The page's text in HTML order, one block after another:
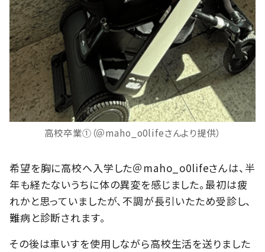
高校卒業①（＠maho_o0lifeさんより提供）
希望を胸に高校へ入学した＠maho_o0lifeさんは、半
年も経たないうちに体の異変を感じました。最初は疲
れかと思っていましたが、不調が長引いたため受診し、
難病と診断されます。
その後は車いすを使用しながら高校生活を送りました